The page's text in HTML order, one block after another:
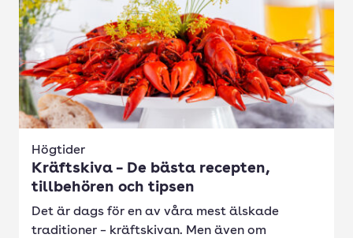
Högtider
Kräftskiva – De bästa recepten,
tillbehören och tipsen
Det är dags för en av våra mest älskade
traditioner – kräftskivan. Men även om